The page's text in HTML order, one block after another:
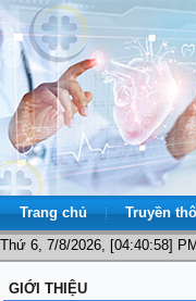
Trang chủ Truyền
Thứ 6, 7/8/2026, [04:40:58] PM
GIỚI THIỆU